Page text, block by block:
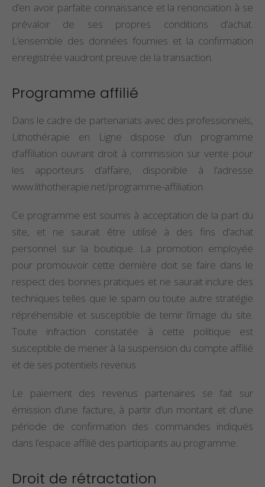
d’en avoir parfaite connaissance et la renonciation à se
prévaloir de ses propres conditions d’achat.
L’ensemble des données fournies et la confirmation
enregistrée vaudront preuve de la transaction.
Programme affilié
Dans le cadre de partenariats avec des professionnels,
Lithothérapie en Ligne dispose d’un programme
d’affiliation ouvrant droit à commission sur vente pour
les apporteurs d’affaire, disponible à l’adresse
www.lithotherapie.net/programme-affiliation.
Ce programme est soumis à acceptation de la part du
site, et ne saurait être utilisé à des fins d’achat
personnel sur la boutique. La promotion employée
pour promouvoir cette dernière doit se faire dans le
respect des bonnes pratiques et ne saurait inclure des
techniques telles que le spam ou toute autre stratégie
répréhensible et susceptible de ternir l’image du site.
Toute infraction constatée à cette politique est
susceptible de mener à la suspension du compte affilié
et de ses potentiels revenus.
Le paiement des revenus partenaires se fait sur
émission d’une facture, à partir d’un montant et d’une
période de confirmation des commandes indiqués
dans l’espace affilié des participants au programme.
Droit de rétractation